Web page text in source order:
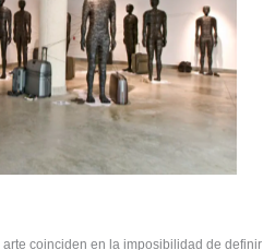
coinciden en la imposibilidad de definir